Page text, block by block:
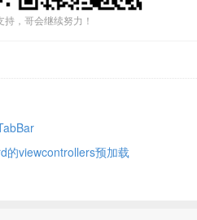
，哥会继续努力！
的viewcontrollers预加载